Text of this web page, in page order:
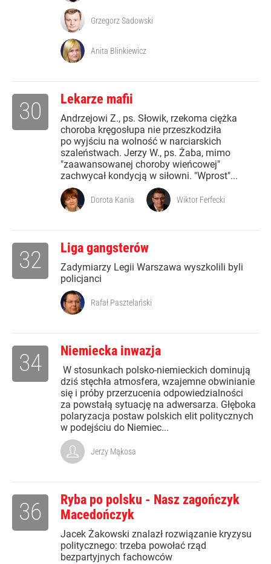
Grzegorz Sadowski
Anita Blinkiewicz
Lekarze mafii
Andrzejowi Z., ps. Słowik, rzekoma ciężka
choroba kręgosłupa nie przeszkodziła
po wyjściu na wolność w narciarskich
szaleństwach. Jerzy W., ps. Żaba, mimo
"zaawansowanej choroby wieńcowej"
zachwycał kondycją w siłowni. "Wprost"...
30
Dorota Kania Wiktor Ferfecki
Liga gangsterów
Zadymiarzy Legii Warszawa wyszkolili byli
policjanci
32
Rafał Pasztelański
Niemiecka inwazja
W stosunkach polsko-niemieckich dominują
dziś stęchła atmosfera, wzajemne obwinianie
się i próby przerzucenia odpowiedzialności
za powstałą sytuację na adwersarza. Głęboka
polaryzacja postaw polskich elit politycznych
w podejściu do Niemiec...
34
Jerzy Mąkosa
Ryba po polsku - Nasz zagończyk
Macedończyk
Jacek Żakowski znalazł rozwiązanie kryzysu
politycznego: trzeba powołać rząd
bezpartyjnych fachowców
36